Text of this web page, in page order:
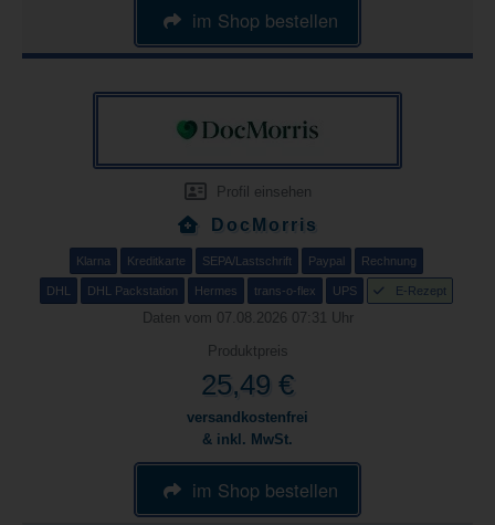
im Shop bestellen
Profil einsehen
DocMorris
Klarna Kreditkarte SEPA/Lastschrift Paypal Rechnung
DHL DHL Packstation Hermes trans-o-flex UPS E-Rezept
Daten vom 07.08.2026 07:31 Uhr
Produktpreis
25,49 €
versandkostenfrei
& inkl. MwSt.
im Shop bestellen